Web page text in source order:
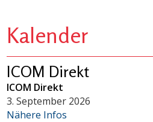
Kalender
ICOM Direkt
ICOM Direkt
3. September 2026
Nähere Infos